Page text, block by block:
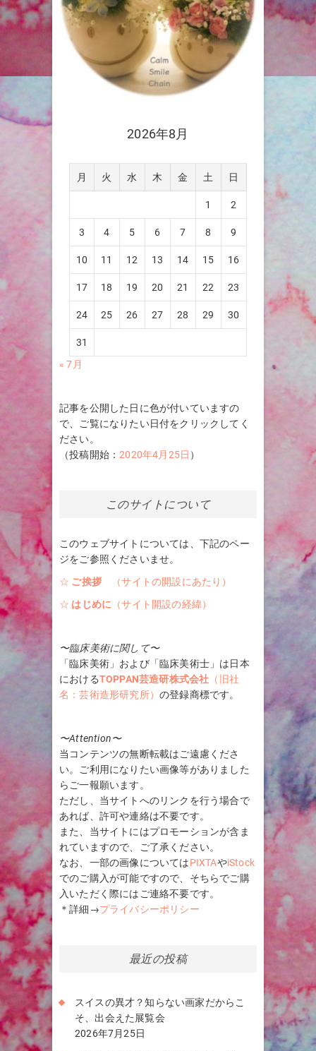
2026年8月
月 火 水 木 金 土 日
1 2
3 4 5 6 7 8 9
10 11 12 13 14 15 16
17 18 19 20 21 22 23
24 25 26 27 28 29 30
31
« 7月
記事を公開した日に色が付いていますの
で、ご覧になりたい日付をクリックしてく
ださい。
（投稿開始：2020年4月25日 ）
このサイトについて
このウェブサイトについては、下記のペー
ジをご参照くださいませ。
☆ ご挨拶
（サイトの開設にあたり）
☆ はじめに （サイト開設の経緯）
〜臨床美術に関して〜
「臨床美術」および「臨床美術士」は日本
におけるTOPPAN芸造研株式会社 （旧社
名：芸術造形研究所） の登録商標です。
〜Attention〜
当コンテンツの無断転載はご遠慮くださ
い。ご利用になりたい画像等がありました
らご一報願います。
ただし、当サイトへのリンクを行う場合で
あれば、許可や連絡は不要です。
また、当サイトにはプロモーションが含ま
れていますので、ご了承ください。
なお、一部の画像についてはPIXTAやiStock
でのご購入が可能ですので、そちらでご購
入いただく際にはご連絡不要です。
＊詳細→プライバシーポリシー
最近の投稿
スイスの異才？知らない画家だからこ
そ、出会えた展覧会
2026年7月25日